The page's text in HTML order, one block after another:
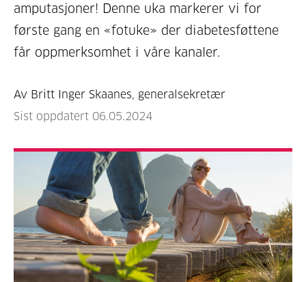
amputasjoner! Denne uka markerer vi for
første gang en «fotuke» der diabetesføttene
får oppmerksomhet i våre kanaler.
Av Britt Inger Skaanes, generalsekretær
Sist oppdatert 06.05.2024